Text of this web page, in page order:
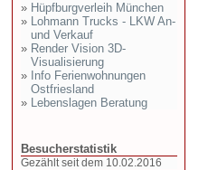
» Hüpfburgverleih München
» Lohmann Trucks - LKW An-
und Verkauf
» Render Vision 3D-
Visualisierung
» Info Ferienwohnungen
Ostfriesland
» Lebenslagen Beratung
Besucherstatistik
Gezählt seit dem 10.02.2016